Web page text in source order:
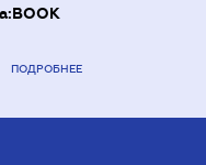
ПОДРОБНЕЕ